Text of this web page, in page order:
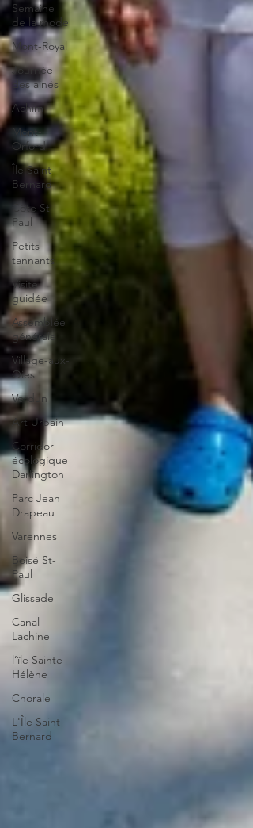
Semaine
de la mode
Mont-Royal
Journée
des ainés
Achim
Mont-
Orford
Île Saint-
Bernard
Côte St-
Paul
Petits
tannants
Visite
guidée
Assemblée
générale
Village-aux-
Oies
Verdun
Art Urbain
Corridor
écologique
Darlington
Parc Jean
Drapeau
Varennes
Boisé St-
Paul
Glissade
Canal
Lachine
l’île Sainte-
Hélène
Chorale
L'Île Saint-
Bernard